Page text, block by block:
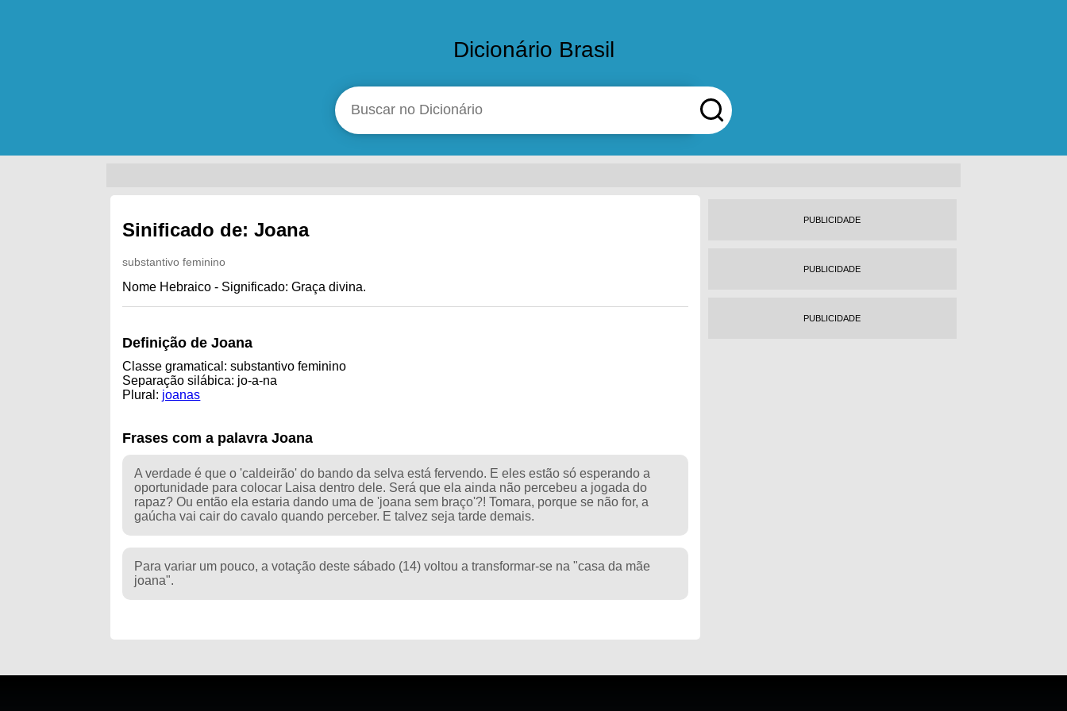
Dicionário Brasil
Sinificado de: Joana
substantivo feminino
Nome Hebraico - Significado: Graça divina.
Definição de Joana
Classe gramatical: substantivo feminino
Separação silábica: jo-a-na
Plural: joanas
Frases com a palavra Joana
A verdade é que o 'caldeirão' do bando da selva está fervendo. E eles estão só esperando a
oportunidade para colocar Laisa dentro dele. Será que ela ainda não percebeu a jogada do
rapaz? Ou então ela estaria dando uma de 'joana sem braço'?! Tomara, porque se não for, a
gaúcha vai cair do cavalo quando perceber. E talvez seja tarde demais.
Para variar um pouco, a votação deste sábado (14) voltou a transformar-se na "casa da mãe
joana".
PUBLICIDADE
PUBLICIDADE
PUBLICIDADE